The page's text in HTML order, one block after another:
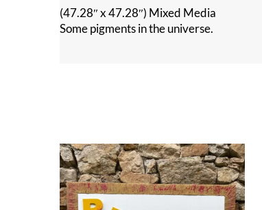
(47.28″ x 47.28″) Mixed Media
Some pigments in the universe.